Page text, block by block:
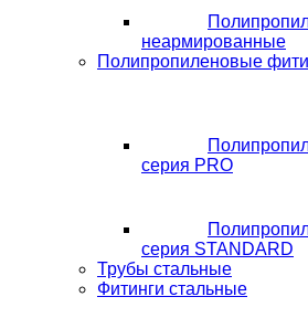
неармированные
Полипропиленовые
серия PRO
серия STANDARD
Трубы стальные
Фитинги стальные